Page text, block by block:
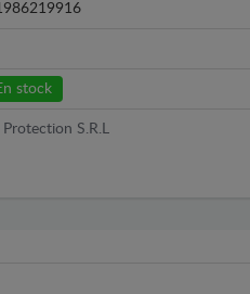
stock
Protection S.R.L